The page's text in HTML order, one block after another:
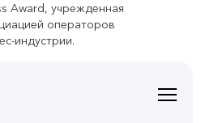
Award, учрежденная
операторов
индустрии.